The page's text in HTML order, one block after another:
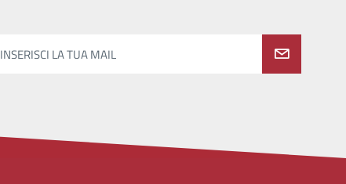
INSERISCI LA TUA MAIL